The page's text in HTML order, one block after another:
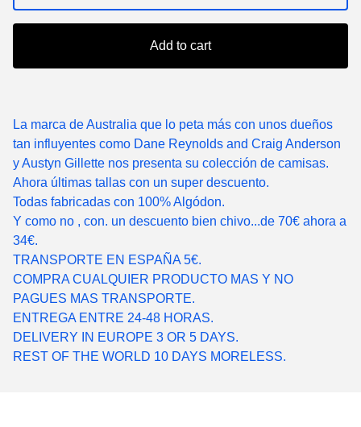
Add to cart
La marca de Australia que lo peta más con unos dueños
tan influyentes como Dane Reynolds and Craig Anderson
y Austyn Gillette nos presenta su colección de camisas.
Ahora últimas tallas con un super descuento.
Todas fabricadas con 100% Algódon.
Y como no , con. un descuento bien chivo...de 70€ ahora a
34€.
TRANSPORTE EN ESPAÑA 5€.
COMPRA CUALQUIER PRODUCTO MAS Y NO
PAGUES MAS TRANSPORTE.
ENTREGA ENTRE 24-48 HORAS.
DELIVERY IN EUROPE 3 OR 5 DAYS.
REST OF THE WORLD 10 DAYS MORELESS.